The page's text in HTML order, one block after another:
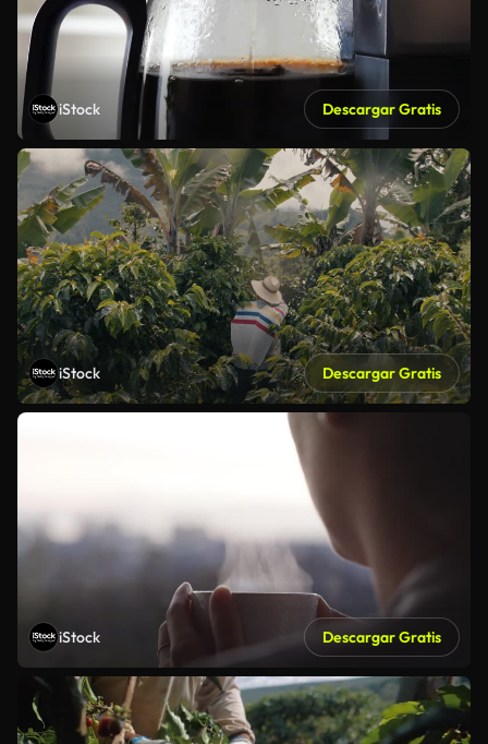
iStock Descargar Gratis
iStock Descargar Gratis
iStock Descargar Gratis